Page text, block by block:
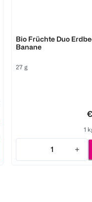
Bio Früchte Duo
Banane
27 g
1
1
Quantity: 1